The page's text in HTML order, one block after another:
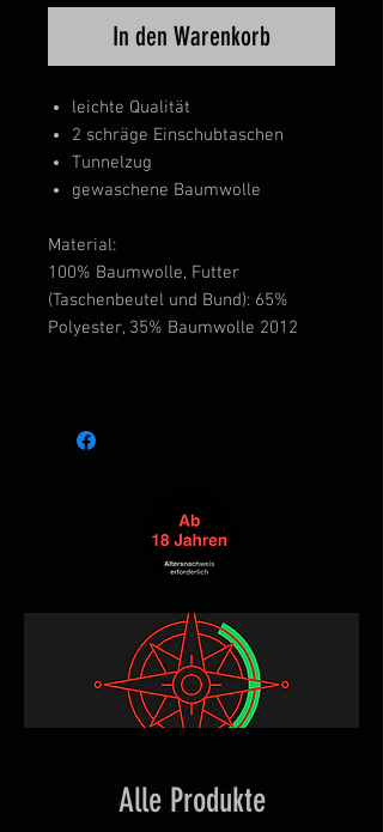
In den Warenkorb
leichte Qualität
2 schräge Einschubtaschen
Tunnelzug
gewaschene Baumwolle
Material:
100% Baumwolle, Futter
(Taschenbeutel und Bund): 65%
Polyester, 35% Baumwolle 2012
Alle Produkte